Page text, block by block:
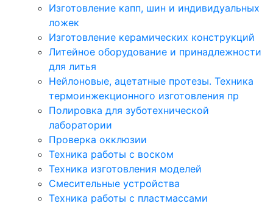
Изготовление капп, шин и индивидуальных
ложек
Изготовление керамических конструкций
Литейное оборудование и принадлежности
для литья
Нейлоновые, ацетатные протезы. Техника
термоинжекционного изготовления пр
Полировка для зуботехнической
лаборатории
Проверка окклюзии
Техника работы с воском
Техника изготовления моделей
Смесительные устройства
Техника работы с пластмассами